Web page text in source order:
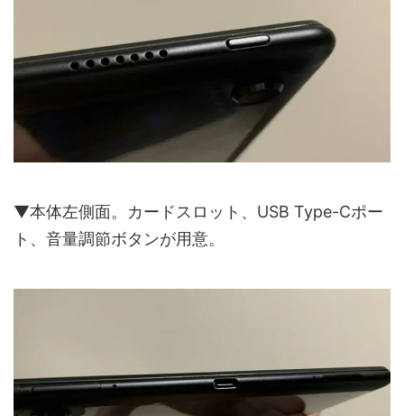
▼本体左側面。カードスロット、USB Type-Cポー
ト、音量調節ボタンが用意。